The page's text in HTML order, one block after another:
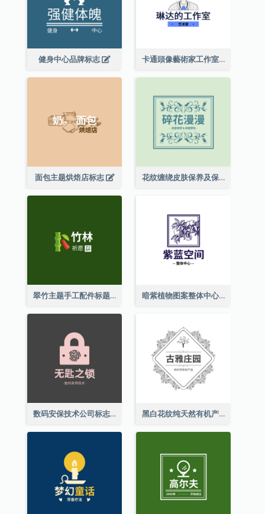
健身中心品牌标志 卡通頭像藝術家工作室標誌
面包主题烘焙店标志 花纹缠绕皮肤保养及保健养生标志设计
翠竹主题手工配件标题 暗紫植物图案整体中心标志
数码安保技术公司标志 黑白花纹纯天然有机产品标志